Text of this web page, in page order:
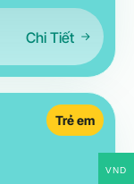
Chi Tiết
Trẻ em
VND